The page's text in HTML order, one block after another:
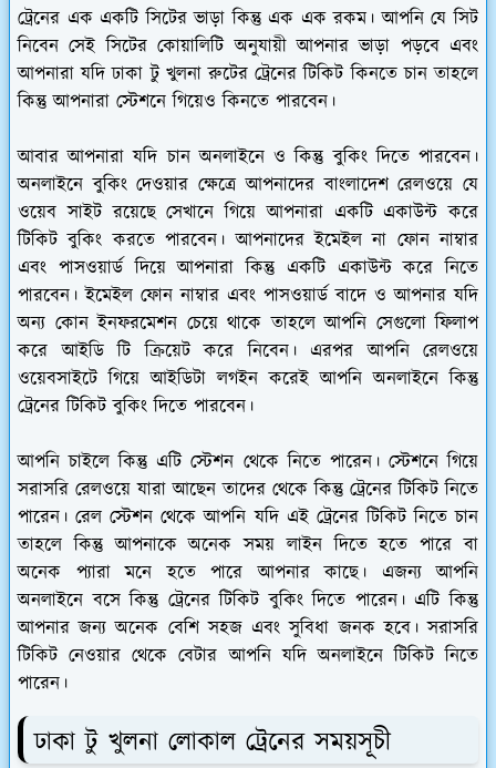
ট্রেনের এক একটি সিটের ভাড়া কিন্তু এক এক রকম। আপনি যে সিট
নিবেন সেই সিটের কোয়ালিটি অনুযায়ী আপনার ভাড়া পড়বে এবং
আপনারা যদি ঢাকা টু খুলনা রুটের ট্রেনের টিকিট কিনতে চান তাহলে
কিন্তু আপনারা স্টেশনে গিয়েও কিনতে পারবেন।
আবার আপনারা যদি চান অনলাইনে ও কিন্তু বুকিং দিতে পারবেন।
অনলাইনে বুকিং দেওয়ার ক্ষেত্রে আপনাদের বাংলাদেশ রেলওয়ে যে
ওয়েব সাইট রয়েছে সেখানে গিয়ে আপনারা একটি একাউন্ট করে
টিকিট বুকিং করতে পারবেন। আপনাদের ইমেইল না ফোন নাম্বার
এবং পাসওয়ার্ড দিয়ে আপনারা কিন্তু একটি একাউন্ট করে নিতে
পারবেন। ইমেইল ফোন নাম্বার এবং পাসওয়ার্ড বাদে ও আপনার যদি
অন্য কোন ইনফরমেশন চেয়ে থাকে তাহলে আপনি সেগুলো ফিলাপ
করে আইডি টি ক্রিয়েট করে নিবেন। এরপর আপনি রেলওয়ে
ওয়েবসাইটে গিয়ে আইডিটা লগইন করেই আপনি অনলাইনে কিন্তু
ট্রেনের টিকিট বুকিং দিতে পারবেন।
আপনি চাইলে কিন্তু এটি স্টেশন থেকে নিতে পারেন। স্টেশনে গিয়ে
সরাসরি রেলওয়ে যারা আছেন তাদের থেকে কিন্তু ট্রেনের টিকিট নিতে
পারেন। রেল স্টেশন থেকে আপনি যদি এই ট্রেনের টিকিট নিতে চান
তাহলে কিন্তু আপনাকে অনেক সময় লাইন দিতে হতে পারে বা
অনেক প্যারা মনে হতে পারে আপনার কাছে। এজন্য আপনি
অনলাইনে বসে কিন্তু ট্রেনের টিকিট বুকিং দিতে পারেন। এটি কিন্তু
আপনার জন্য অনেক বেশি সহজ এবং সুবিধা জনক হবে। সরাসরি
টিকিট নেওয়ার থেকে বেটার আপনি যদি অনলাইনে টিকিট নিতে
পারেন।
ঢাকা টু খুলনা লোকাল ট্রেনের সময়সূচী